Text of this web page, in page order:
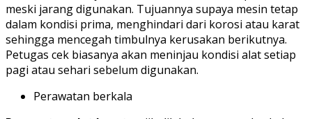
meski jarang digunakan. Tujuannya supaya mesin tetap
dalam kondisi prima, menghindari dari korosi atau karat
sehingga mencegah timbulnya kerusakan berikutnya.
Petugas cek biasanya akan meninjau kondisi alat setiap
pagi atau sehari sebelum digunakan.
Perawatan berkala